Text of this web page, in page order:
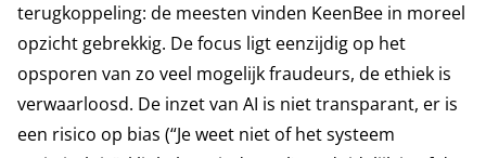
terugkoppeling: de meesten vinden KeenBee in moreel
opzicht gebrekkig. De focus ligt eenzijdig op het
opsporen van zo veel mogelijk fraudeurs, de ethiek is
verwaarloosd. De inzet van AI is niet transparant, er is
een risico op bias (“Je weet niet of het systeem